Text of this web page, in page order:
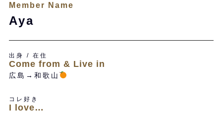
Member Name
Aya
出身 / 在住
Come from & Live in
広島→和歌山
コレ好き
I love…